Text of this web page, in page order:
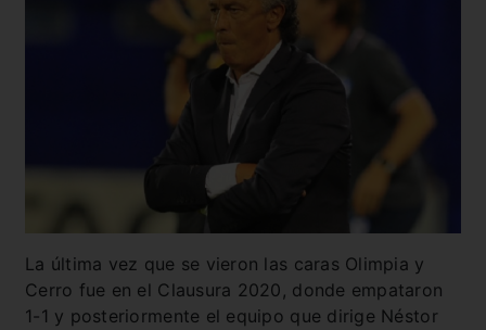
La última vez que se vieron las caras Olimpia y
Cerro fue en el Clausura 2020, donde empataron
1-1 y posteriormente el equipo que dirige Néstor